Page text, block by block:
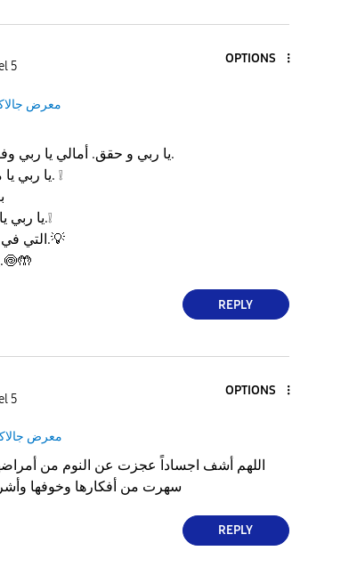
5
OPTIONS
معرض
يا ربي و حقق. أمالي يا ربي وفقني. في كل أمور حياتي.
يا ربي يا معوض الصابرين عوضني. ❕
يا ربي يا ربي حقق لي تلك الآمال.❕
التي في قلبي وانت يا الله تعلمها.💡
يا رب فوضت أمري إليك.🍥🤲
REPLY
5
OPTIONS
معرض
‏اللهم أشف اجساداً عجزت عن النوم من
سهرت من أفكارها وخوفها
REPLY